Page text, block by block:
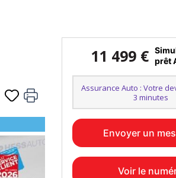
11 499 € prêt
Assurance Auto : Votre
3 minutes
Envoyer un
Voir le